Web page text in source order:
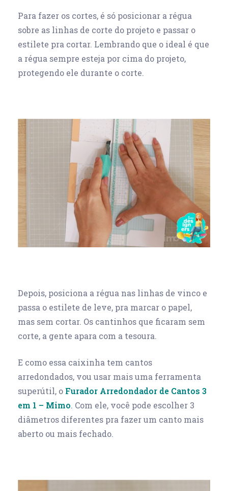
Para fazer os cortes, é só posicionar a régua
sobre as linhas de corte do projeto e passar o
estilete pra cortar. Lembrando que o ideal é que
a régua sempre esteja por cima do projeto,
protegendo ele durante o corte.
Depois, posiciona a régua nas linhas de vinco e
passa o estilete de leve, pra marcar o papel,
mas sem cortar. Os cantinhos que ficaram sem
corte, a gente apara com a tesoura.
E como essa caixinha tem cantos
arredondados, vou usar mais uma ferramenta
superútil, o Furador Arredondador de Cantos 3
em 1 – Mimo. Com ele, você pode escolher 3
diâmetros diferentes pra fazer um canto mais
aberto ou mais fechado.